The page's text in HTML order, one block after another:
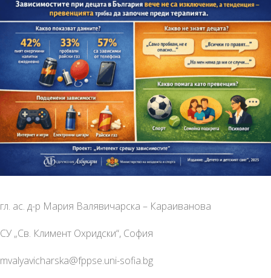
гл. ас. д-р Мария Валявичарска – Караиванова
СУ „Св. Климент Охридски“, София
mvalyavicharska@fppse.uni-sofia.bg